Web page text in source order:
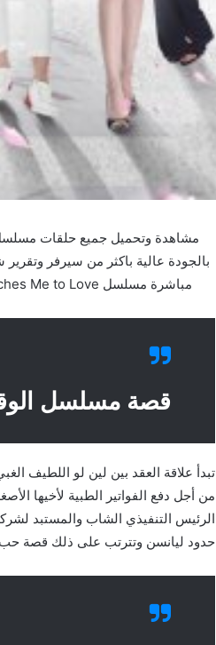
مباشرة مسلسل Time Teaches Me to Love مترجم 1 وتحميل مباشرة ح1 Ep علي فاصل اعلاني faselhd
قصة مسلسل
تبدأ علاقة العقد بين لين لو اللطيف
من أجل دفع الفواتير الطبية لأخيها
الرئيس التنفيذي الشاب والمستبد
حدود ليانسن وتترتب على ذلك قصة